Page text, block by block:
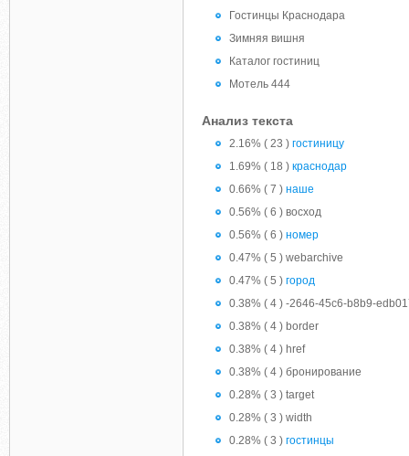
Гостинцы Краснодара
Зимняя вишня
Каталог гостиниц
Мотель 444
Анализ текста
2.16% ( 23 ) гостиницу
1.69% ( 18 ) краснодар
0.66% ( 7 ) наше
0.56% ( 6 ) восход
0.56% ( 6 ) номер
0.47% ( 5 ) webarchive
0.47% ( 5 ) город
0.38% ( 4 ) -2646-45c6-b8b9-
0.38% ( 4 ) border
0.38% ( 4 ) href
0.38% ( 4 ) бронирование
0.28% ( 3 ) target
0.28% ( 3 ) width
0.28% ( 3 ) гостинцы